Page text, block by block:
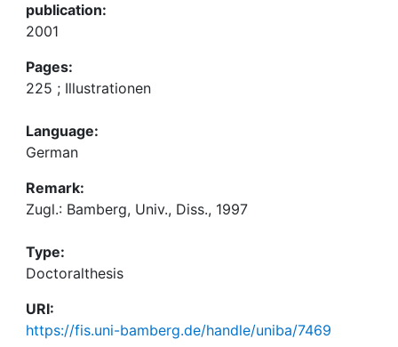
publication:
2001
Pages:
225 ; Illustrationen
Language:
German
Remark:
Zugl.: Bamberg, Univ., Diss., 1997
Type:
Doctoralthesis
URI:
https://fis.uni-bamberg.de/handle/uniba/7469